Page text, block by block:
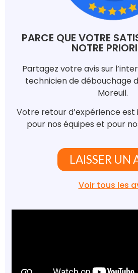
PARCE QUE VOTRE
NOTRE
Partagez votre avis sur
technicien de débouchage
Moreuil.
Votre retour d’expérience
pour nos équipes et pour
LAISSER UN
Voir tous les